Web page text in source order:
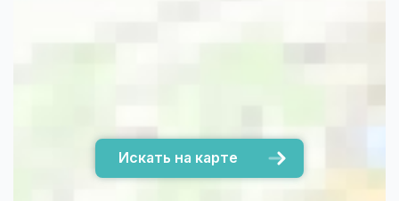
Искать на карте